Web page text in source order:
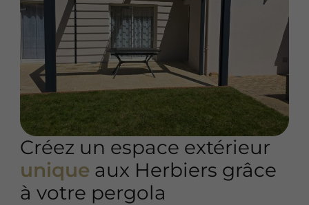
Créez un espace extérieur
unique aux Herbiers grâce
à votre pergola